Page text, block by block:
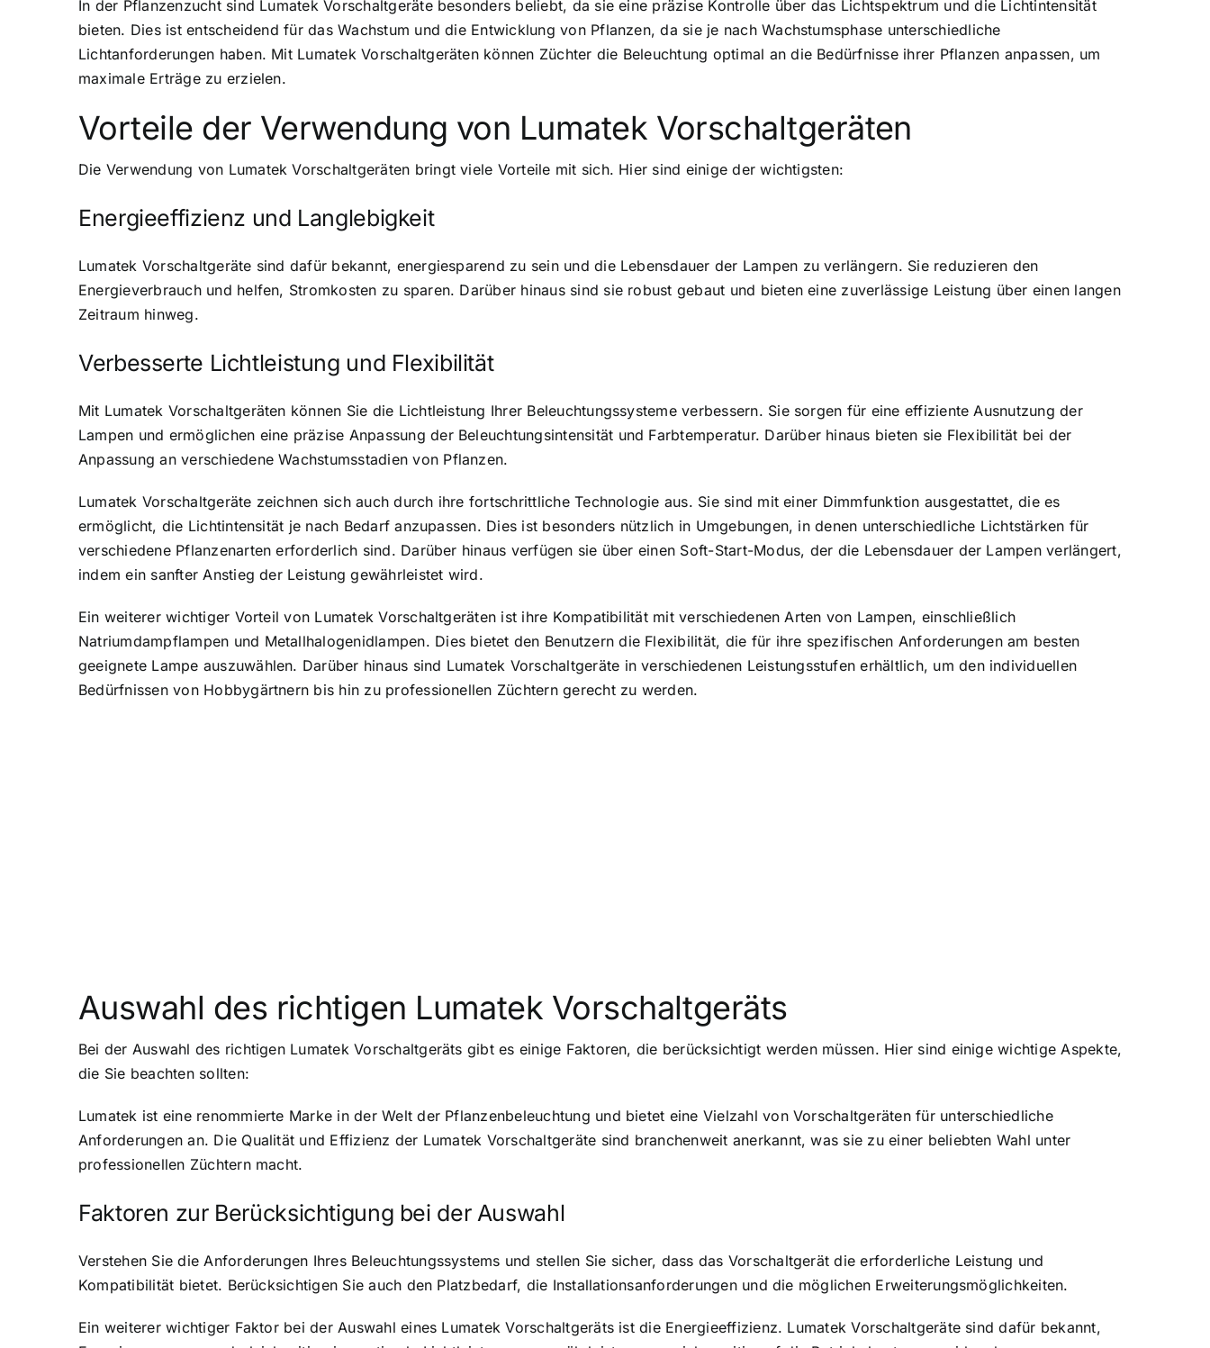
In der Pflanzenzucht sind Lumatek Vorschaltgeräte besonders beliebt, da sie eine präzise Kontrolle über das Lichtspektrum und die Lichtintensität
bieten. Dies ist entscheidend für das Wachstum und die Entwicklung von Pflanzen, da sie je nach Wachstumsphase unterschiedliche
Lichtanforderungen haben. Mit Lumatek Vorschaltgeräten können Züchter die Beleuchtung optimal an die Bedürfnisse ihrer Pflanzen anpassen, um
maximale Erträge zu erzielen.
Vorteile der Verwendung von Lumatek Vorschaltgeräten
Die Verwendung von Lumatek Vorschaltgeräten bringt viele Vorteile mit sich. Hier sind einige der wichtigsten:
Energieeffizienz und Langlebigkeit
Lumatek Vorschaltgeräte sind dafür bekannt, energiesparend zu sein und die Lebensdauer der Lampen zu verlängern. Sie reduzieren den
Energieverbrauch und helfen, Stromkosten zu sparen. Darüber hinaus sind sie robust gebaut und bieten eine zuverlässige Leistung über einen langen
Zeitraum hinweg.
Verbesserte Lichtleistung und Flexibilität
Mit Lumatek Vorschaltgeräten können Sie die Lichtleistung Ihrer Beleuchtungssysteme verbessern. Sie sorgen für eine effiziente Ausnutzung der
Lampen und ermöglichen eine präzise Anpassung der Beleuchtungsintensität und Farbtemperatur. Darüber hinaus bieten sie Flexibilität bei der
Anpassung an verschiedene Wachstumsstadien von Pflanzen.
Lumatek Vorschaltgeräte zeichnen sich auch durch ihre fortschrittliche Technologie aus. Sie sind mit einer Dimmfunktion ausgestattet, die es
ermöglicht, die Lichtintensität je nach Bedarf anzupassen. Dies ist besonders nützlich in Umgebungen, in denen unterschiedliche Lichtstärken für
verschiedene Pflanzenarten erforderlich sind. Darüber hinaus verfügen sie über einen Soft-Start-Modus, der die Lebensdauer der Lampen verlängert,
indem ein sanfter Anstieg der Leistung gewährleistet wird.
Ein weiterer wichtiger Vorteil von Lumatek Vorschaltgeräten ist ihre Kompatibilität mit verschiedenen Arten von Lampen, einschließlich
Natriumdampflampen und Metallhalogenidlampen. Dies bietet den Benutzern die Flexibilität, die für ihre spezifischen Anforderungen am besten
geeignete Lampe auszuwählen. Darüber hinaus sind Lumatek Vorschaltgeräte in verschiedenen Leistungsstufen erhältlich, um den individuellen
Bedürfnissen von Hobbygärtnern bis hin zu professionellen Züchtern gerecht zu werden.
Auswahl des richtigen Lumatek Vorschaltgeräts
Bei der Auswahl des richtigen Lumatek Vorschaltgeräts gibt es einige Faktoren, die berücksichtigt werden müssen. Hier sind einige wichtige Aspekte,
die Sie beachten sollten:
Lumatek ist eine renommierte Marke in der Welt der Pflanzenbeleuchtung und bietet eine Vielzahl von Vorschaltgeräten für unterschiedliche
Anforderungen an. Die Qualität und Effizienz der Lumatek Vorschaltgeräte sind branchenweit anerkannt, was sie zu einer beliebten Wahl unter
professionellen Züchtern macht.
Faktoren zur Berücksichtigung bei der Auswahl
Verstehen Sie die Anforderungen Ihres Beleuchtungssystems und stellen Sie sicher, dass das Vorschaltgerät die erforderliche Leistung und
Kompatibilität bietet. Berücksichtigen Sie auch den Platzbedarf, die Installationsanforderungen und die möglichen Erweiterungsmöglichkeiten.
Ein weiterer wichtiger Faktor bei der Auswahl eines Lumatek Vorschaltgeräts ist die Energieeffizienz. Lumatek Vorschaltgeräte sind dafür bekannt,